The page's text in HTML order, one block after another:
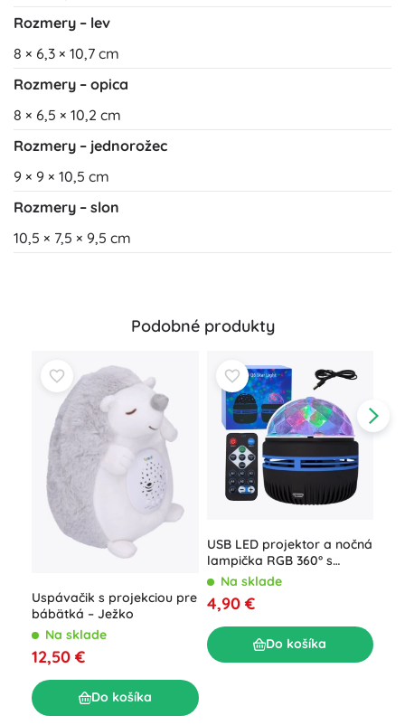
Rozmery – lev
8 × 6,3 × 10,7 cm
Rozmery – opica
8 × 6,5 × 10,2 cm
Rozmery – jednorožec
9 × 9 × 10,5 cm
Rozmery – slon
10,5 × 7,5 × 9,5 cm
Podobné produkty
Uspávačik s projekciou pre
bábätká – Ježko
Na sklade
12,50 €
Do košíka
USB LED projektor a nočná
lampička RGB 360° s
diaľkovým ovládaním
Na sklade
4,90 €
Do košíka